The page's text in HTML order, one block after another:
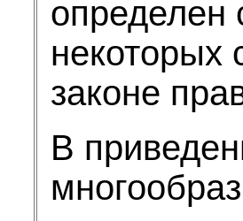
определен
некоторых
законе
В